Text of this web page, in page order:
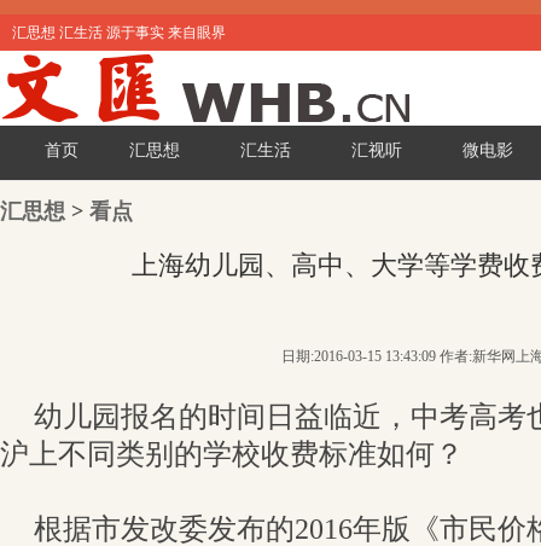
汇思想 汇生活 源于事实 来自眼界
首页 汇思想 汇生活 汇视听 微电影
汇思想 > 看点
上海幼儿园、高中、大学等学费收
日期:2016-03-15 13:43:09 作者:新华网上
幼儿园报名的时间日益临近，中考高考
沪上不同类别的学校收费标准如何？
根据市发改委发布的2016年版《市民